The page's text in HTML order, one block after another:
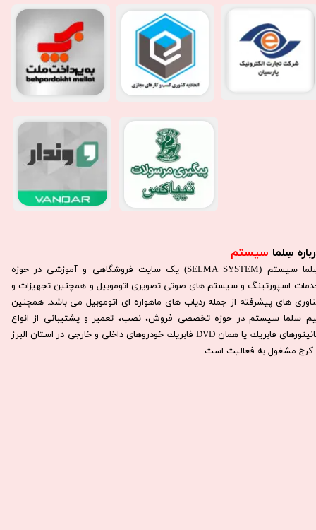
سِلما سیستم​​​​​​​
سِلما سيستم (SELMA SYSTEM) یک سایت فروشگاهی و آموزشی در حوزه
اسپورتینگ و سیستم های صوتی تصویری اتوموبیل و همچنین تجهیزات و
های پیشرفته از جمله ردیاب های ماهواره ای اتوموبیل می باشد. همچنين
سلما سيستم در حوزه تخصصی فروش، نصب، تعمير و پشتيبانی از انواع
مانيتورهای فابريك يا همان DVD فابريك خودروهای داخلی و خارجی در استان البرز
كرج مشغول به فعاليت است.​​​​​​​